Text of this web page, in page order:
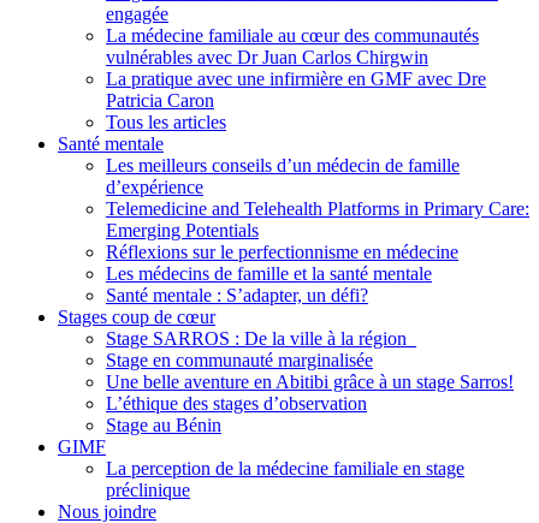
engagée
La médecine familiale au cœur des communautés
vulnérables avec Dr Juan Carlos Chirgwin
La pratique avec une infirmière en GMF avec Dre
Patricia Caron
Tous les articles
Santé mentale
Les meilleurs conseils d’un médecin de famille
d’expérience
Telemedicine and Telehealth Platforms in Primary Care:
Emerging Potentials
Réflexions sur le perfectionnisme en médecine
Les médecins de famille et la santé mentale
Santé mentale : S’adapter, un défi?
Stages coup de cœur
Stage SARROS : De la ville à la région
Stage en communauté marginalisée
Une belle aventure en Abitibi grâce à un stage Sarros!
L’éthique des stages d’observation
Stage au Bénin
GIMF
La perception de la médecine familiale en stage
préclinique
Nous joindre